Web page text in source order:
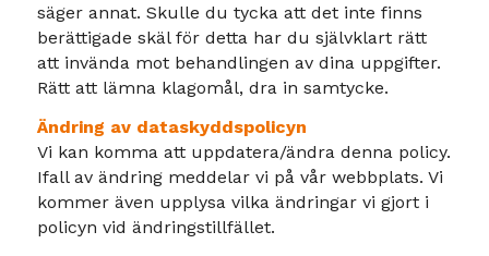
säger annat. Skulle du tycka att det inte finns
berättigade skäl för detta har du självklart rätt
att invända mot behandlingen av dina uppgifter.
Rätt att lämna klagomål, dra in samtycke.
Ändring av dataskyddspolicyn
Vi kan komma att uppdatera/ändra denna policy.
Ifall av ändring meddelar vi på vår webbplats. Vi
kommer även upplysa vilka ändringar vi gjort i
policyn vid ändringstillfället.